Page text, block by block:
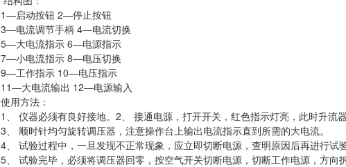
1—启动按钮 2—停止按钮
3—电流调节手柄 4—电流切换
5—大电流指示 6—电源指示
7—小电流指示 8—电压切换
9—工作指示 10—电压指示
11—大电流输出 12—电源输入
使用方法：
1、 仪器必须有良好接地。2、 接通电源，打开开关，红色指示灯亮，此时升流器
3、 顺时针均匀旋转调压器，注意操作台上输出电流指示直到所需的大电流。
4、 试验过程中，一旦发现不正常现象，应立即切断电源，查明原因后再进行试验
5、 试验完毕，必须将调压器回零，按空气开关切断电源，切断工作电源，方向